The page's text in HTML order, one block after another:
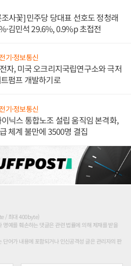
사꽃] 민주당 당대표 선호도 정청래
김민석 29.6%, 0.9%p 초접전
기·정보통신
자, 미국 오크리지국립연구소와 극저
펌프 개발하기로
기·정보통신
닉스 통합노조 설립 움직임 본격화,
체계 불만에 3500명 결집
/ 최대 400byte)
명예를 훼손하는 댓글은 관련 법률에 의해 제재를 받을
단어가 내용에 포함되거나 인신공격성 글은 관리자의 판